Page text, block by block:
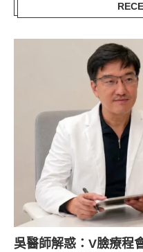
吳醫師解惑：V臉療程